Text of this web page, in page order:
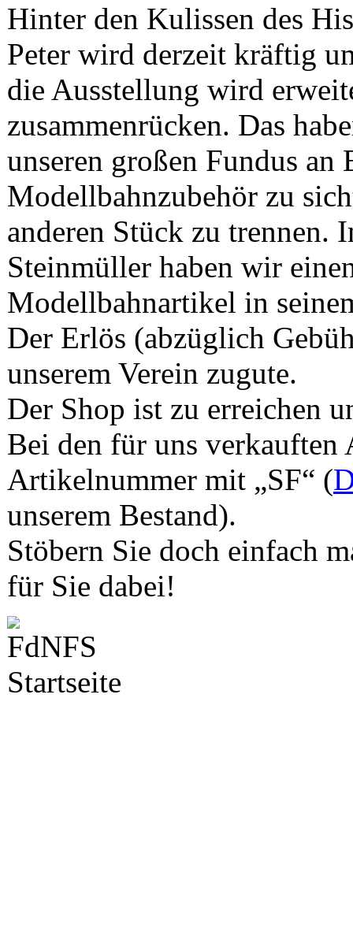
Hinter den Kulissen des
Peter wird derzeit kräftig
die Ausstellung wird
zusammenrücken. Das
unseren großen Fundus an
Modellbahnzubehör zu
anderen Stück zu trennen.
Steinmüller haben wir
Modellbahnartikel in
Der Erlös (abzüglich
unserem Verein zugute.
Der Shop ist zu erreichen
Bei den für uns
Artikelnummer mit „SF“ (
unserem Bestand).
Stöbern Sie doch einfach
für Sie dabei!